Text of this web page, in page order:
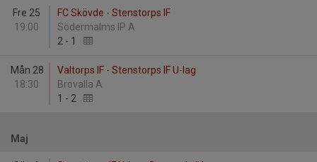
Fre 25
19:00
FC Skövde - Stenstorps IF
Södermalms IP A
2 - 1
Mån 28
18:30
Valtorps IF - Stenstorps IF U-lag
Brovalla A
1 - 2
Maj